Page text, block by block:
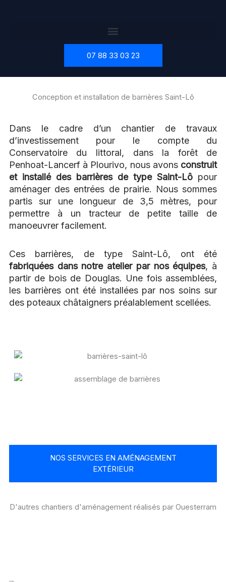
07 88 33 03 23
Conception et installation de barrières Saint-Lô
Dans le cadre d’un chantier de travaux
d’investissement pour le compte du
Conservatoire du littoral, dans la forêt de
Penhoat-Lancerf à Plourivo, nous avons construit
et installé des barrières de type Saint-Lô pour
aménager des entrées de prairie. Nous sommes
partis sur une longueur de 3,5 mètres, pour
permettre à un tracteur de petite taille de
manoeuvrer facilement.
Ces barrières, de type Saint-Lô, ont été
fabriquées dans notre atelier par nos équipes, à
partir de bois de Douglas. Une fois assemblées,
les barrières ont été installées par nos soins sur
des poteaux châtaigners préalablement scellées.
NOS SERVICES EN AMÉNAGEMENT
EXTÉRIEUR
D'autres chantiers d'aménagement réalisés par Ouesterram